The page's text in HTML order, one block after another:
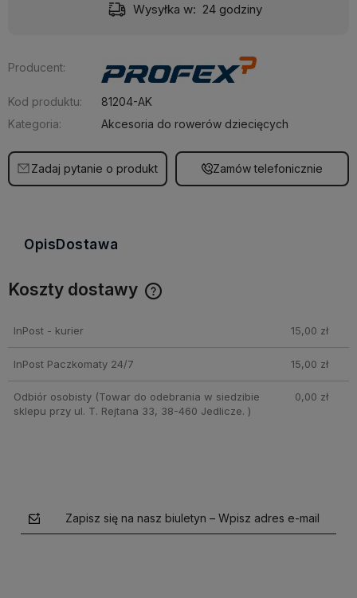
Wysyłka w: 24 godziny
Producent:
Kod produktu:
81204-AK
Kategoria:
Akcesoria do rowerów dziecięcych
Zadaj pytanie o produkt Zamów telefonicznie
OpisDostawa
Koszty dostawy
InPost - kurier 15,00 zł
InPost Paczkomaty 24/7 15,00 zł
Odbiór osobisty(Towar do odebrania w siedzibie
sklepu przy ul. T. Rejtana 33, 38-460 Jedlicze. )
0,00 zł
Zapisz się na nasz biuletyn – Wpisz adres e-mail